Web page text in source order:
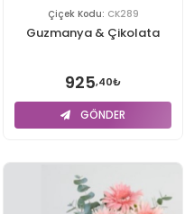
Çiçek Kodu: CK289
Guzmanya & Çikolata
925,40₺
GÖNDER